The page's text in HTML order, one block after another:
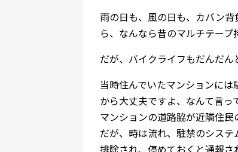
雨の日も、風の日も、カバン
ら、なんなら昔のマルチテープ
だが、バイクライフもだんだん
当時住んでいたマンションに
から大丈夫ですよ、なんて言っ
マンションの道路脇が近隣住民
だが、時は流れ、駐禁のシス
排除され、停めておくと通報さ